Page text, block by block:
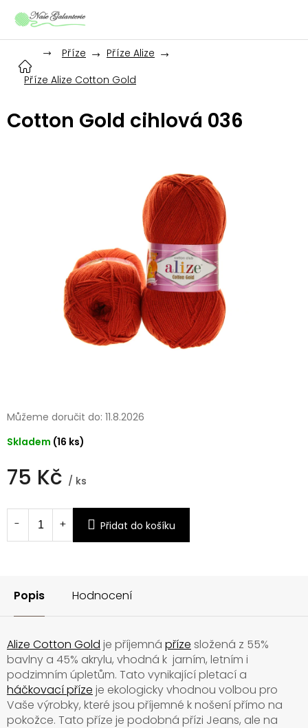
Příze
Příze Alize
Příze Alize Cotton Gold
Cotton Gold cihlová 036
75 Kč / ks
cena:
Skladem (16 ks)
Můžeme doručit do: 11.8.2026
Přidat do košíku
Popis Hodnocení
Alize Cotton Gold je příjemná příze složená z 55%
bavlny a 45% akrylu, vhodná k jarním, letním i
podzimním úpletům. Tato vynikající pletací a
háčkovací příze je ekologicky vhodnou volbou pro
Vaše výrobky, které jsou příjemné k nošení přímo na
pokožce. Tato příze je podobná přízi Jeans, ale na